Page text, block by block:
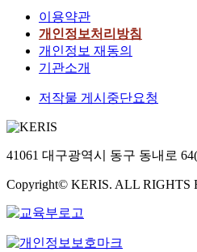
이용약관
개인정보처리방침
개인정보 재동의
기관소개
저작물 게시중단요청
41061 대구광역시 동구 동내로
Copyright© KERIS. ALL RIGHTS